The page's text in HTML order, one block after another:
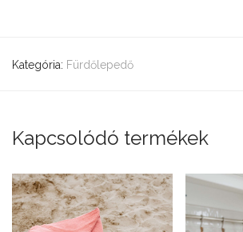
Kategória: Fürdőlepedő
Kapcsolódó termékek